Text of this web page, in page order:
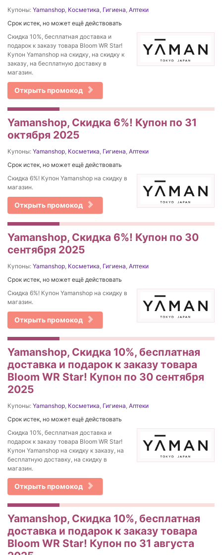
Купоны: Yamanshop, Косметика, Гигиена, Аптеки
Срок истек, но может ещё действовать
Скидка 10%, бесплатная доставка и
подарок к заказу товара Bloom WR Star!
Купон Yamanshop на скидку, на скидку к
заказу, на бесплатную доставку в
магазин.
Открыть промокод
Yamanshop, Скидка 6%! Купон по 31
октября 2025
Купоны: Yamanshop, Косметика, Гигиена, Аптеки
Срок истек, но может ещё действовать
Скидка 6%! Купон Yamanshop на скидку в
магазин.
Открыть промокод
Yamanshop, Скидка 6%! Купон по 30
сентября 2025
Купоны: Yamanshop, Косметика, Гигиена, Аптеки
Срок истек, но может ещё действовать
Скидка 6%! Купон Yamanshop на скидку в
магазин.
Открыть промокод
Yamanshop, Скидка 10%, бесплатная
доставка и подарок к заказу товара
Bloom WR Star! Купон по 30 сентября
2025
Купоны: Yamanshop, Косметика, Гигиена, Аптеки
Срок истек, но может ещё действовать
Скидка 10%, бесплатная доставка и
подарок к заказу товара Bloom WR Star!
Купон Yamanshop на скидку к заказу, на
бесплатную доставку, на скидку в
магазин.
Открыть промокод
Yamanshop, Скидка 10%, бесплатная
доставка и подарок к заказу товара
Bloom WR Star! Купон по 31 августа